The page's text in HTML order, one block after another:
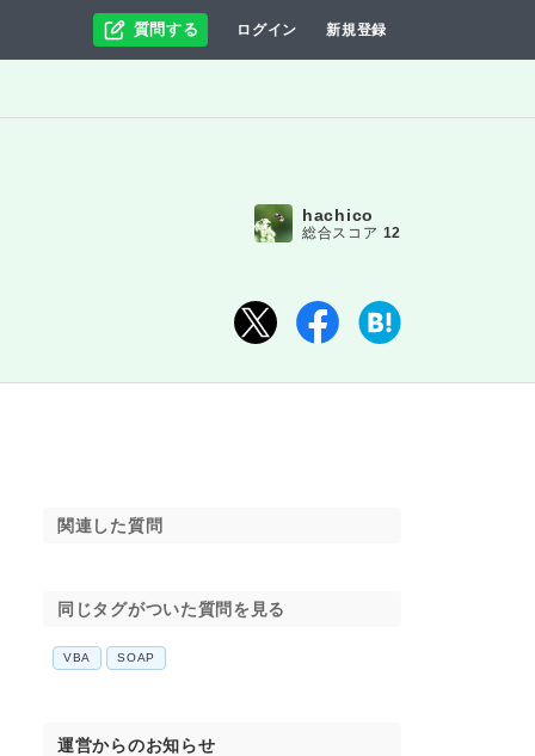
質問する ログイン 新規登録
hachico
総合スコア 12
関連した質問
同じタグがついた質問を見る
VBA SOAP
運営からのお知らせ